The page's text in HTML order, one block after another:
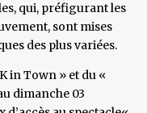
qui, préfigurant les
sont mises
des plus variées.
in Town » et du «
dimanche 03